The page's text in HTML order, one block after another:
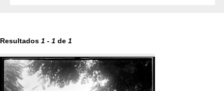
Resultados 1 - 1 de 1